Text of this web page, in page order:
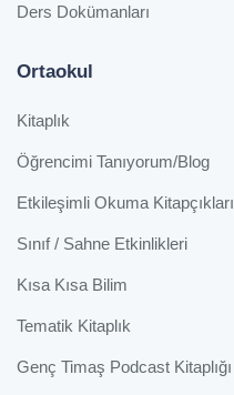
Ders Dokümanları
Ortaokul
Kitaplık
Öğrencimi Tanıyorum/Blog
Etkileşimli Okuma Kitapçıkları
Sınıf / Sahne Etkinlikleri
Kısa Kısa Bilim
Tematik Kitaplık
Genç Timaş Podcast Kitaplığı